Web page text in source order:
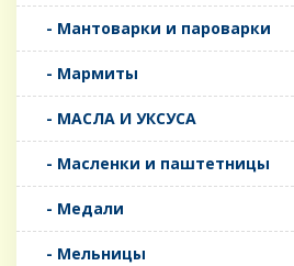
- Мантоварки и пароварки
- Мармиты
- МАСЛА И УКСУСА
- Масленки и паштетницы
- Медали
- Мельницы